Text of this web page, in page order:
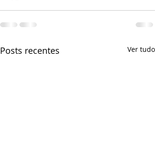
Posts recentes Ver tudo